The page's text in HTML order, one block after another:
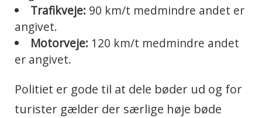
Trafikveje: 90 km/t medmindre andet er
angivet.
Motorveje: 120 km/t medmindre andet
er angivet.
Politiet er gode til at dele bøder ud og for
turister gælder der særlige høje bøde